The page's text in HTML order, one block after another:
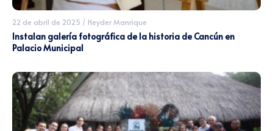
22 de abril de 2025 / Heyder Manrique
Instalan galería fotográfica de la historia de Cancún en
Palacio Municipal